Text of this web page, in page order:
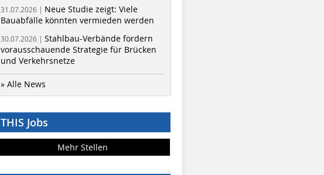
31.07.2026 | Neue Studie zeigt: Viele
Bauabfälle könnten vermieden werden
30.07.2026 | Stahlbau-Verbände fordern
vorausschauende Strategie für Brücken
und Verkehrsnetze
» Alle News
THIS Jobs
Mehr Stellen